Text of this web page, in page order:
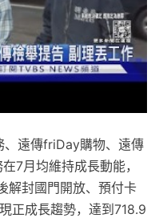
、遠傳friDay購物、遠傳
7月均維持成長動能，
解封國門開放、預付卡
正成長趨勢，達到718.9